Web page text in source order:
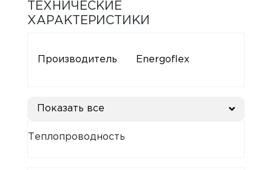
ТЕХНИЧЕСКИЕ
ХАРАКТЕРИСТИКИ
Производитель Energoflex
Показать все
Теплопроводность